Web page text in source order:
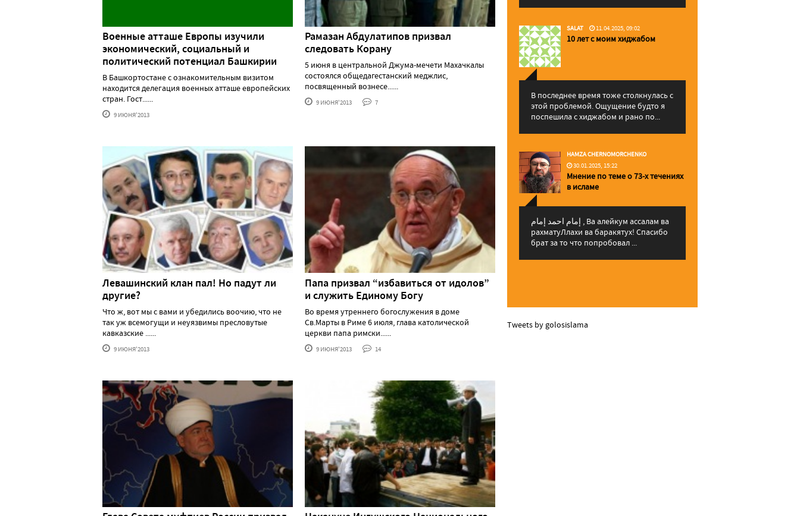
Военные атташе Европы изучили
экономический, социальный и
политический потенциал Башкирии
В Башкортостане с ознакомительным визитом
находится делегация военных атташе европейских
стран. Гост......
9 ИЮНЯ'2013
Рамазан Абдулатипов призвал
следовать Корану
5 июня в центральной Джума-мечети Махачкалы
состоялся общедагестанский меджлис,
посвященный вознесе......
9 ИЮНЯ'2013 7
Левашинский клан пал! Но падут ли
другие?
Что ж, вот мы с вами и убедились воочию, что не
так уж всемогущи и неуязвимы пресловутые
кавказские ......
9 ИЮНЯ'2013
Папа призвал “избавиться от идолов”
и служить Единому Богу
Во время утреннего богослужения в доме
Св.Марты в Риме 6 июля, глава католической
церкви папа римски......
9 ИЮНЯ'2013 14
SALAT 11.04.2025, 09:02
10 лет с моим хиджабом
В последнее время тоже столкнулась с
этой проблемой. Ощущение будто я
поспешила с хиджабом и рано по...
HAMZA CHERNOMORCHENKO
30.01.2025, 15:22
Мнение по теме о 73-х течениях
в исламе
إمام احمد إمام , Ва алейкум ассалам ва
рахматуЛлахи ва баракятух! Спасибо
брат за то что попробовал ...
Tweets by golosislama